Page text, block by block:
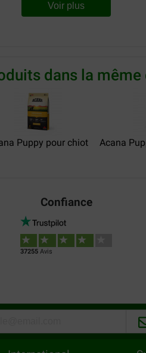
est
Croquettes
Christine Method
03-07-2019
Mon petit
Voir plus
dans la même
Puppy pour chiot Acana
Confiance
37255Avis